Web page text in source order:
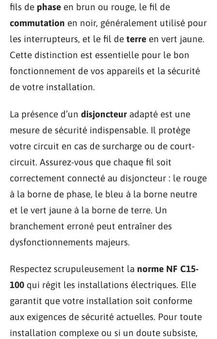
fils de phase en brun ou rouge, le fil de
commutation en noir, généralement utilisé pour
les interrupteurs, et le fil de terre en vert jaune.
Cette distinction est essentielle pour le bon
fonctionnement de vos appareils et la sécurité
de votre installation.
La présence d’un disjoncteur adapté est une
mesure de sécurité indispensable. Il protège
votre circuit en cas de surcharge ou de court-
circuit. Assurez-vous que chaque fil soit
correctement connecté au disjoncteur : le rouge
à la borne de phase, le bleu à la borne neutre
et le vert jaune à la borne de terre. Un
branchement erroné peut entraîner des
dysfonctionnements majeurs.
Respectez scrupuleusement la norme NF C15-
100 qui régit les installations électriques. Elle
garantit que votre installation soit conforme
aux exigences de sécurité actuelles. Pour toute
installation complexe ou si un doute subsiste,